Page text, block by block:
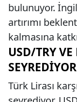
bulunuyor.
artırımı
kalmasına
USD/TRY
SEYREDIYOR
Türk Lirası